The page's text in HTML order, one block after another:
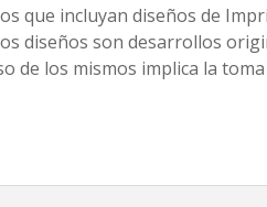
que incluyan diseños de
diseños son desarrollos
de los mismos implica la